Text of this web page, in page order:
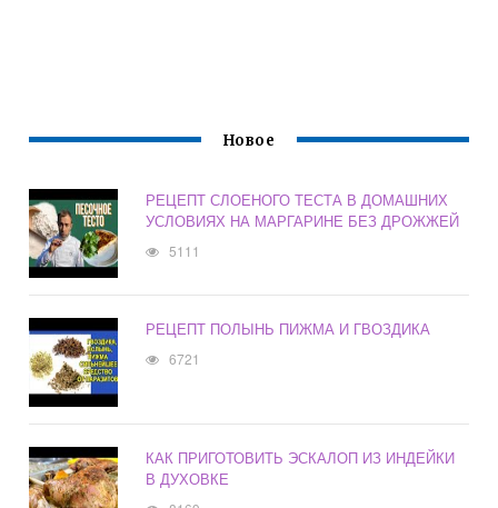
Новое
РЕЦЕПТ СЛОЕНОГО ТЕСТА В ДОМАШНИХ
УСЛОВИЯХ НА МАРГАРИНЕ БЕЗ ДРОЖЖЕЙ
5111
РЕЦЕПТ ПОЛЫНЬ ПИЖМА И ГВОЗДИКА
6721
КАК ПРИГОТОВИТЬ ЭСКАЛОП ИЗ ИНДЕЙКИ
В ДУХОВКЕ